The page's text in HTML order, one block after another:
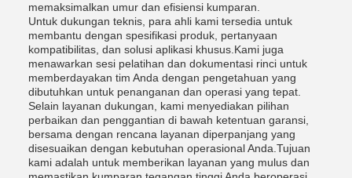
memaksimalkan umur dan efisiensi kumparan.
Untuk dukungan teknis, para ahli kami tersedia untuk
membantu dengan spesifikasi produk, pertanyaan
kompatibilitas, dan solusi aplikasi khusus.Kami juga
menawarkan sesi pelatihan dan dokumentasi rinci untuk
memberdayakan tim Anda dengan pengetahuan yang
dibutuhkan untuk penanganan dan operasi yang tepat.
Selain layanan dukungan, kami menyediakan pilihan
perbaikan dan penggantian di bawah ketentuan garansi,
bersama dengan rencana layanan diperpanjang yang
disesuaikan dengan kebutuhan operasional Anda.Tujuan
kami adalah untuk memberikan layanan yang mulus dan